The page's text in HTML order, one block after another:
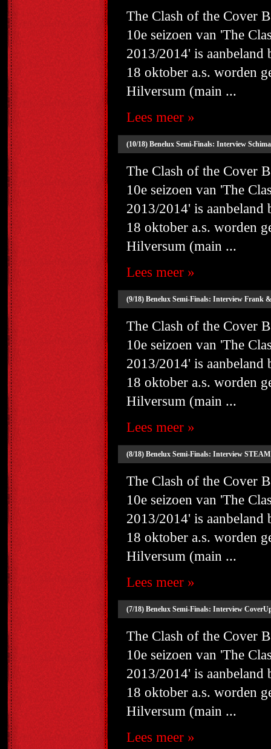
The Clash of the Cover
10e seizoen van 'The
2013/2014' is
18 oktober a.s. worden
Hilversum (main ...
Lees meer »
(10/18) Benelux Semi-Finals: Interview
The Clash of the Cover
10e seizoen van 'The
2013/2014' is
18 oktober a.s. worden
Hilversum (main ...
Lees meer »
(9/18) Benelux Semi-Finals: Interview Frank
The Clash of the Cover
10e seizoen van 'The
2013/2014' is
18 oktober a.s. worden
Hilversum (main ...
Lees meer »
(8/18) Benelux Semi-Finals: Interview
The Clash of the Cover
10e seizoen van 'The
2013/2014' is
18 oktober a.s. worden
Hilversum (main ...
Lees meer »
(7/18) Benelux Semi-Finals: Interview
The Clash of the Cover
10e seizoen van 'The
2013/2014' is
18 oktober a.s. worden
Hilversum (main ...
Lees meer »